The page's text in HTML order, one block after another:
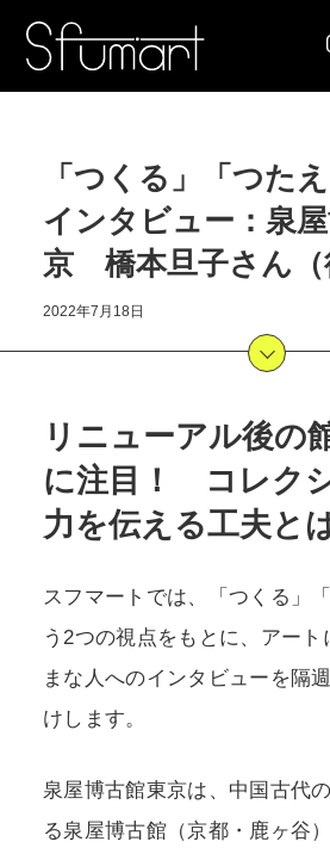
COLUMN コラム
EXHIBITION
MUSEUM
NEWS お知らせ
CONTACT お問
POLICY
「つくる」「つた
インタビュー：泉
京 橋本旦子さん（
2022年7月18日
リニューアル後の
に注目！ コレク
力を伝える工夫と
スフマートでは、「つくる」
う2つの視点をもとに、アー
まな人へのインタビューを隔
けします。
泉屋博古館東京は、中国古代
る泉屋博古館（京都・鹿ヶ谷